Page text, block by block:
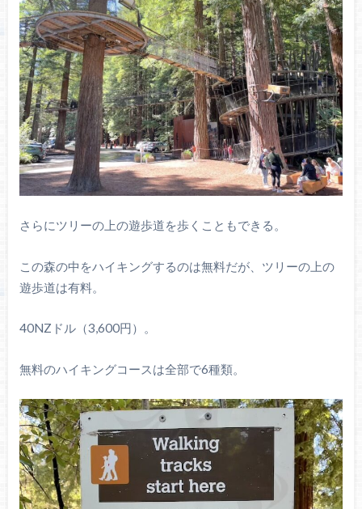
さらにツリーの上の遊歩道を歩くこともできる。
この森の中をハイキングするのは無料だが、ツリーの上の
遊歩道は有料。
40NZドル（3,600円）。
無料のハイキングコースは全部で6種類。